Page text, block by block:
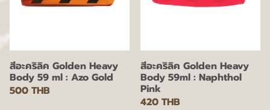
สีอะคริลิค Golden Heavy
Body 59 ml : Azo Gold
500 THB
สีอะคริลิค Golden Heavy
Body 59ml : Naphthol
Pink
420 THB